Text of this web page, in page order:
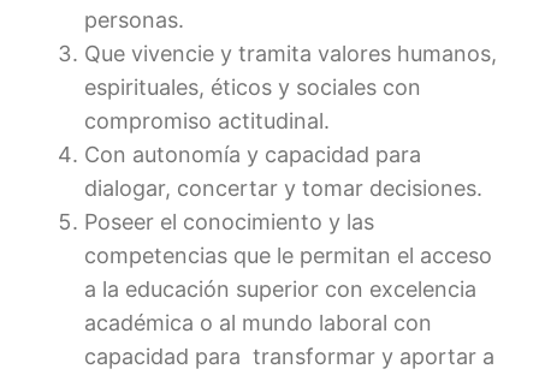
personas.
Que vivencie y tramita valores humanos,
espirituales, éticos y sociales con
compromiso actitudinal.
Con autonomía y capacidad para
dialogar, concertar y tomar decisiones.
Poseer el conocimiento y las
competencias que le permitan el acceso
a la educación superior con excelencia
académica o al mundo laboral con
capacidad para transformar y aportar a